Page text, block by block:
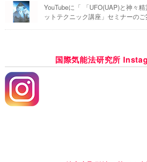
YouTubeに「 「UFO(UAP)と神々
ットテクニック講座」セミナーの
国際気能法研究所